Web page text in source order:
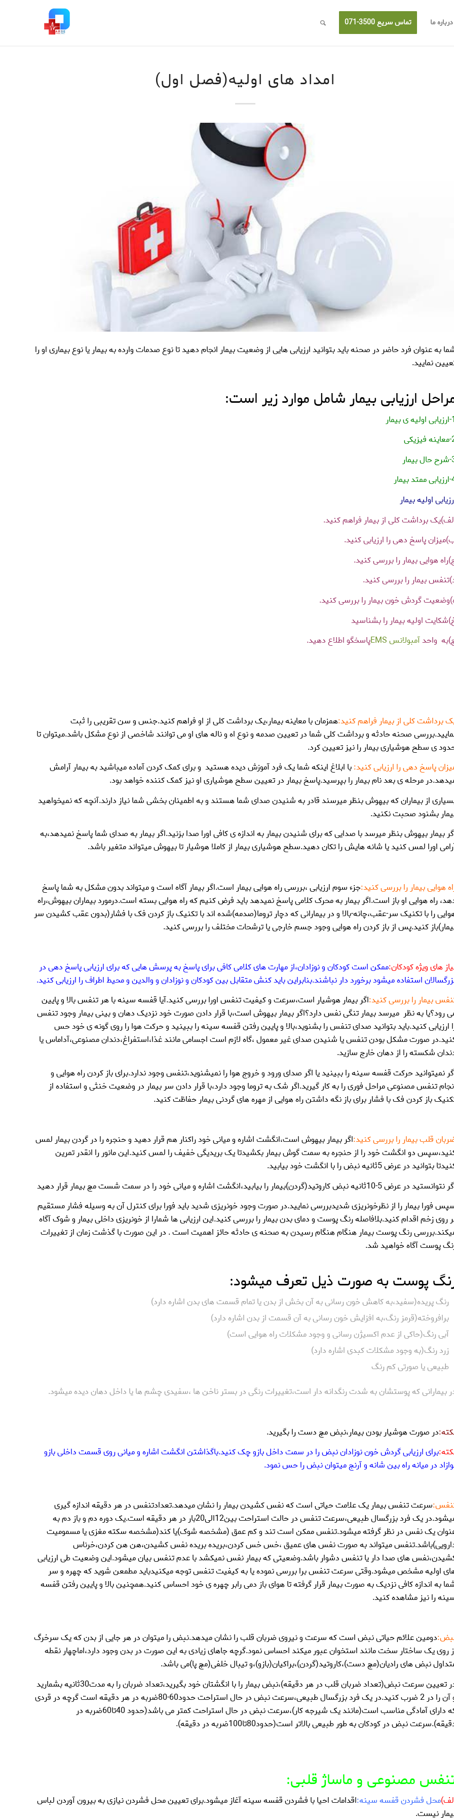
درباره ما تماس سریع 3500-071
امداد های اولیه(فصل اول)
به عنوان فرد حاضر در صحنه باید بتوانید ارزیابی هایی از وضعیت بیمار انجام دهید تا نوع صدمات وارده به بیمار یا نوع بیماری او را
نمایید.
ارزیابی بیمار شامل موارد زیر است:
1-ارزیابی اولیه ی بیمار
بیمار
اولیه بیمار
برداشت کلی از بیمار فراهم کنید.
پاسخ دهی را ارزیابی کنید.
هوایی بیمار را بررسی کنید.
بیمار را بررسی کنید.
گردش خون بیمار را بررسی کنید.
اولیه بیمار را بشناسید
واحدآمبولانسEMSپاسخگو اطلاع دهید.
برداشت کلی از بیمار فراهم کنید:همزمان با معاینه بیمار،یک برداشت کلی از او فراهم کنید.جنس و سن تقریبی را ثبت
صحنه حادثه و برداشت کلی شما در تعیین صدمه و نوع اه و ناله های او می توانند شاخصی از نوع مشکل باشد.میتوان تا
ی سطح هوشیاری بیمار را نیز تعیین کرد.
پاسخ دهی را ارزیابی کنید:با ابلاغ اینکه شما یک فرد آموزش دیده هستید و برای کمک کردن آماده میباشید به بیمار آرامش
مرحله ی بعد نام بیمار را بپرسید.پاسخ بیمار در تعیین سطح هوشیاری او نیز کمک کننده خواهد بود.
از بیماران که بیهوش بنظر میرسند قادر به شنیدن صدای شما هستند و به اطمینان بخشی شما نیاز دارند.آنچه که نمیخواهید
بشنود صحبت نکنید.
بیمار بیهوش بنظر میرسد با صدایی که برای شنیدن بیمار به اندازه ی کافی اورا صدا بزنید.اگر بیمار به صدای شما پاسخ نمیدهد،به
اورا لمس کنید یا شانه هایش را تکان دهید.سطح هوشیاری بیمار از کاملا هوشیار تا بیهوش میتواند متغیر باشد.
هوایی بیمار را بررسی کنید:جزء سوم ارزیابی ،بررسی راه هوایی بیمار است.اگر بیمار آگاه است و میتواند بدون مشکل به شما پاسخ
راه هوایی او باز است.اگر بیمار به محرک کلامی پاسخ نمیدهد باید فرض کنیم که راه هوایی بسته است.درمورد بیماران بیهوش،راه
را با تکنیک سر-عقب،چانه-بالا و در بیمارانی که دچار تروما(صدمه)شده اند با تکنیک باز کردن فک با فشار(بدون عقب کشیدن سر
کنید.پس از باز کردن راه هوایی وجود جسم خارجی یا ترشحات مختلف را بررسی کنید.
های ویژه کودکان:ممکن است کودکان و نوزادان،از مهارت های کلامی کافی برای پاسخ به پرسش هایی که برای ارزیابی پاسخ دهی در
استفاده میشود برخورد دار نباشند.بنابراین باید کنش متقابل بین کودکان و نوزادان و والدین و محیط اطراف را ارزیابی کنید.
بیمار را بررسی کنید:اگر بیمار هوشیار است،سرعت و کیفیت تنفس اورا بررسی کنید.آیا قفسه سینه با هر تنفس بالا و پایین
رود؟یا به نظر میرسد بیمار تنگی نفس دارد؟اگر بیمار بیهوش است،با قرار دادن صورت خود نزدیک دهان و بینی بیمار وجود تنفس
ارزیابی کنید.باید بتوانید صدای تنفس را بشنوید،بالا و پایین رفتن قفسه سینه را ببینید و حرکت هوا را روی گونه ی خود حس
صورت مشکل بودن تنفس یا شنیدن صدای غیر معمول ،گاه لازم است اجسامی مانند غذا،استفراغ،دندان مصنوعی،آداماس یا
شکسته را از دهان خارج سازید.
نمیتوانید حرکت قفسه سینه را ببینید یا اگر صدای ورود و خروج هوا را نمیشنوید،تنفس وجود ندارد.برای باز کردن راه هوایی و
تنفس مصنوعی مراحل فوری را به کار گیرید.اگر شک به تروما وجود دارد،با قرار دادن سر بیمار در وضعیت خنثی و استفاده از
باز کردن فک با فشار برای باز نگه داشتن راه هوایی از مهره های گردنی بیمار حفاظت کنید.
قلب بیمار را بررسی کنید:اگر بیمار بیهوش است،انگشت اشاره و میانی خود راکنار هم قرار دهید و حنجره را در گردن بیمار لمس
دو انگشت خود را از حنجره به سمت گوش بیمار بکشیدتا یک بریدیگی خفیف را لمس کنید.این مانور را انقدر تمرین
بتوانید در عرض 5ثانیه نبض را با انگشت خود بیابید.
در عرض 5-10ثانیه نبض کاروتید(گردن)بیمار را بیابید،انگشت اشاره و میانی خود را در سمت شست مچ بیمار قرار دهید
فورا بیمار را از نظرخونریزی شدیدبررسی نمایید.در صورت وجود خونریزی شدید باید فورا برای کنترل آن به وسیله فشار مستقیم
روی زخم اقدام کنید.بلافاصله رنگ پوست و دمای بدن بیمار را بررسی کنید.این ارزیابی ها شمارا از خونریزی داخلی بیمار و شوک آگاه
رنگ پوست بیمار هنگام هنگام رسیدن به صحنه ی حادثه حائز اهمیت است . در این صورت با گذشت زمان از تغییرات
پوست آگاه خواهید شد.
پوست به صورت ذیل تعرف میشود:
رنگ پریده(سفید،به کاهش خون رسانی به آن بخش از بدن یا تمام قسمت های بدن اشاره دارد)
برافروخته(قرمز رنگ،به افزایش خون رسانی به آن قسمت از بدن اشاره دارد)
آبی رنگ(حاکی از عدم اکسیژن رسانی و وجود مشکلات راه هوایی است)
زرد رنگ(به وجود مشکلات کبدی اشاره دارد)
طبیعی یا صورتی کم رنگ
بیمارانی که پوستشان به شدت رنگدانه دار است،تغییرات رنگی در بستر ناخن ها ،سفیدی چشم ها یا داخل دهان دیده میشود.
در صورت هوشیار بودن بیمار،نبض مچ دست را بگیرید.
برای ارزیابی گردش خون نوزادان نبض را در سمت داخل بازو چک کنید.باگذاشتن انگشت اشاره و میانی روی قسمت داخلی بازو
در میانه راه بین شانه و آرنج میتوان نبض را حس نمود.
سرعت تنفس بیمار یک علامت حیاتی است که نفس کشیدن بیمار را نشان میدهد.تعدادتنفس در هر دقیقه اندازه گیری
میشود.در یک فرد بزرگسال طبیعی،سرعت تنفس در حالت استراحت بین12الی20بار در هر دقیقه است.یک دوره دم و باز دم به
یک نفس در نظر گرفته میشود.تنفس ممکن است تند و کم عمق (مشخصه شوک)یا کند(مشخصه سکته مغزی یا مسمومیت
میتواند به صورت نفس های عمیق ،خس خس کردن،بریده بریده نفس کشیدن،هن هن کردن،خرناس
های صدا دار یا تنفس دشوار باشد.وضعیتی که بیمار نفس نمیکشد با عدم تنفس بیان میشود.این وضعیت طی ارزیابی
اولیه مشخص میشود.وقتی سرعت تنفس برا بررسی نموده یا به کیفیت تنفس توجه میکنیدباید مطمعن شوید که چهره و سر
به اندازه کافی نزدیک به صورت بیمار قرار گرفته تا هوای باز دمی رابر چهره ی خود احساس کنید.همچنین بالا و پایین رفتن قفسه
را نیز مشاهده کنید.
دومین علائم حیاتی نبض است که سرعت و نیروی ضربان قلب را نشان میدهد.نبض را میتوان در هر جایی از بدن که یک سرخرگ
روی یک ساختار سخت مانند استخوان عبور میکند احساس نمود.گرچه جاهای زیادی به این صورت در بدن وجود دارد،اماچهار نقطه
نبض های رادیان(مچ دست)،کاروتید(گردن)،براکیان(بازو)،و تیبال خلفی(مچ پا)می باشد.
در تعیین سرعت نبض(تعداد ضربان قلب در هر دقیقه)،نبض بیمار را با انگشتان خود بگیرید،تعداد ضربان را به مدت30ثانیه بشمارید
و آن را در 2 ضرب کنید.در یک فرد بزرگسال طبیعی،سرعت نبض در حال استراحت حدود60-80ضربه در هر دقیقه است گرچه در قردی
که دارای آمادگی مناسب است(مانند یک شیرجه کار)،سرعت نبض در حال استراحت کمتر می باشد(حدود 40تا60ضربه در
نبض در کودکان به طور طبیعی بالاتر است(حدود80تا100ضربه در دقیقه).
مصنوعی و ماساژ قلبی:
محل فشردن قفسه سینه:اقدامات احیا با فشردن قفسه سینه آغاز میشود.برای تعیین محل فشردن نیازی به بیرون آوردن لباس
نیست.